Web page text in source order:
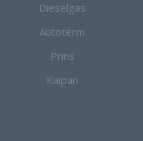
Dieselgas
Autoterm
Prins
Kaipan